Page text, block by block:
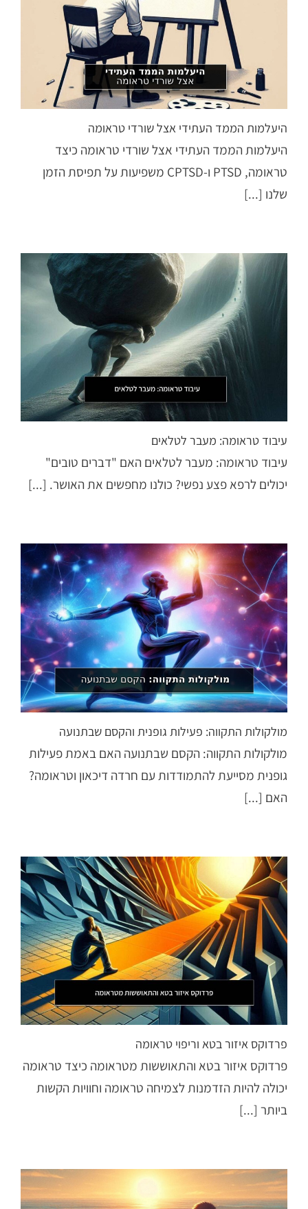
היעלמות הממד העתידי אצל שורדי טראומה
היעלמות הממד העתידי אצל שורדי טראומה כיצד
טראומה, PTSD ו-CPTSD משפיעות על תפיסת הזמן
שלנו [...]
עיבוד טראומה: מעבר לטלאים
עיבוד טראומה: מעבר לטלאים האם "דברים טובים"
יכולים לרפא פצע נפשי? כולנו מחפשים את האושר. [...]
מולקולות התקווה: פעילות גופנית והקסם שבתנועה
מולקולות התקווה: הקסם שבתנועה האם באמת פעילות
גופנית מסייעת להתמודדות עם חרדה דיכאון וטראומה?
האם [...]
פרדוקס איזור בטא וריפוי טראומה
פרדוקס איזור בטא והתאוששות מטראומה כיצד טראומה
יכולה להיות הזדמנות לצמיחה טראומה וחוויות הקשות
ביותר [...]